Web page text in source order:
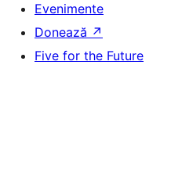
Evenimente
Donează ↗
Five for the Future